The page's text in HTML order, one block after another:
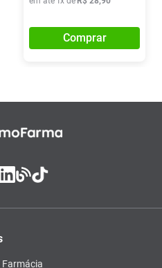
Comprar
Farmácia